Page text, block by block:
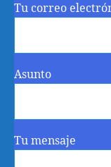
Tu correo
Asunto
Tu mensaje